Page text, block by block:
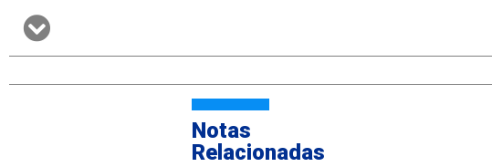
Notas
Relacionadas